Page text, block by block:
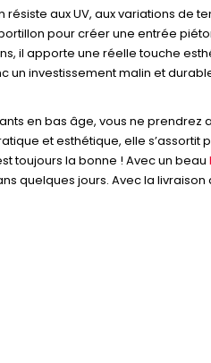
aux UV, aux variations de
pour créer une entrée
il apporte une réelle touche
un investissement malin et
en bas âge, vous ne prendrez
et esthétique, elle
toujours la bonne ! Avec un beau
quelques jours. Avec la livraison